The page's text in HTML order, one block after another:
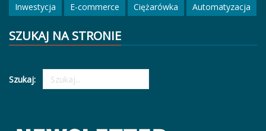
Inwestycja
E-commerce Ciężarówka Automatyzacja
SZUKAJ NA STRONIE
Szukaj: